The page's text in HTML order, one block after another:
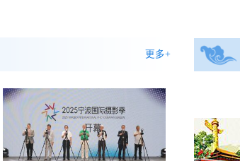
“‘海上丝绸之路’当代艺术展”...
更多+